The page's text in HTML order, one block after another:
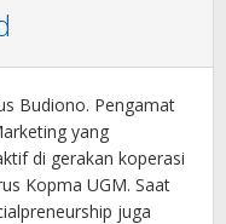
Budiono. Pengamat
yang
di gerakan koperasi
Kopma UGM. Saat
juga